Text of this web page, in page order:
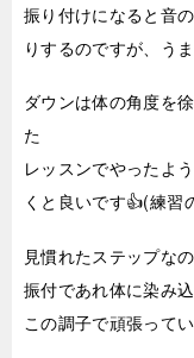
振り付けになると音
りするのですが、う
ダウンは体の角度を
た
レッスンでやったよ
くと良いです👍(練習
見慣れたステップなの
振付であれ体に染み
この調子で頑張って